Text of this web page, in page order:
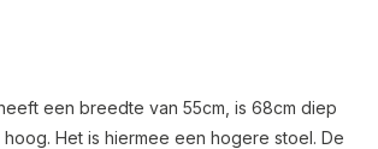
een breedte van 55cm, is 68cm diep
hoog. Het is hiermee een hogere stoel. De